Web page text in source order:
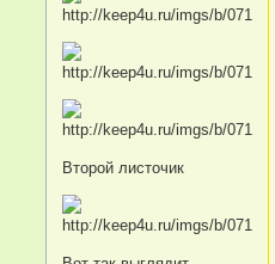
Второй листочик